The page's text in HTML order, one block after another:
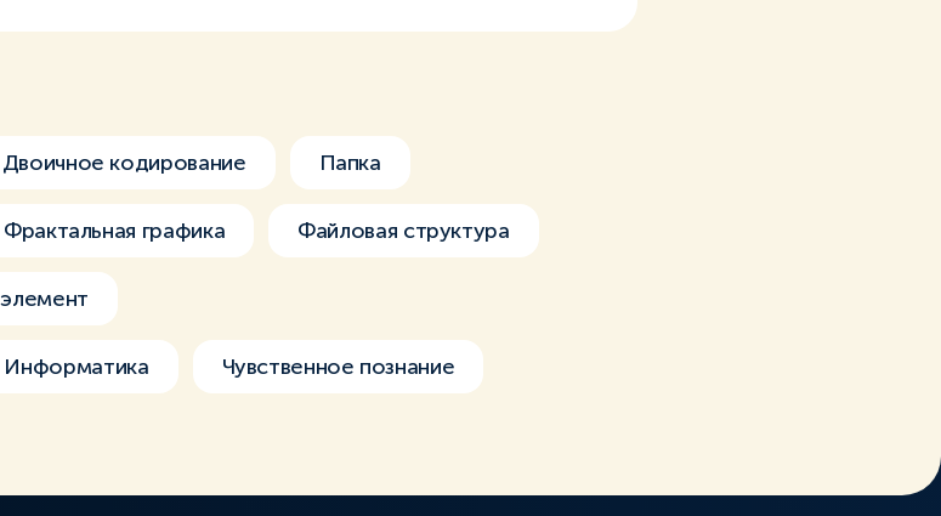
Двоичное кодирование Папка
Фрактальная графика Файловая структура
Информатика Чувственное познание